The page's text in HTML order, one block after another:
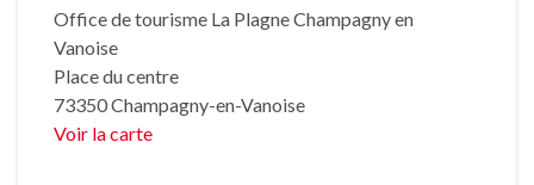
Office de tourisme La Plagne Champagny en
Vanoise
Place du centre
73350 Champagny-en-Vanoise
Voir la carte